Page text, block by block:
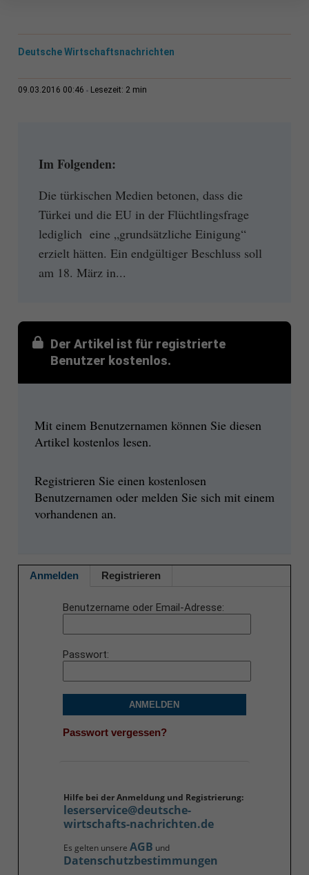
Deutsche Wirtschaftsnachrichten
09.03.2016 00:46 Lesezeit: 2 min
Im Folgenden:
Die türkischen Medien betonen, dass die
Türkei und die EU in der Flüchtlingsfrage
lediglich eine „grundsätzliche Einigung“
erzielt hätten. Ein endgültiger Beschluss soll
am 18. März in...
Der Artikel ist für registrierte
Benutzer kostenlos.
Mit einem Benutzernamen können Sie diesen
Artikel kostenlos lesen.
Registrieren Sie einen kostenlosen
Benutzernamen oder melden Sie sich mit einem
vorhandenen an.
Anmelden Registrieren
Benutzername oder Email-Adresse
Passwort
ANMELDEN
Passwort vergessen?
Hilfe bei der Anmeldung und Registrierung:
leserservice@deutsche-
wirtschafts-nachrichten.de
Es gelten unsere AGB und
Datenschutzbestimmungen